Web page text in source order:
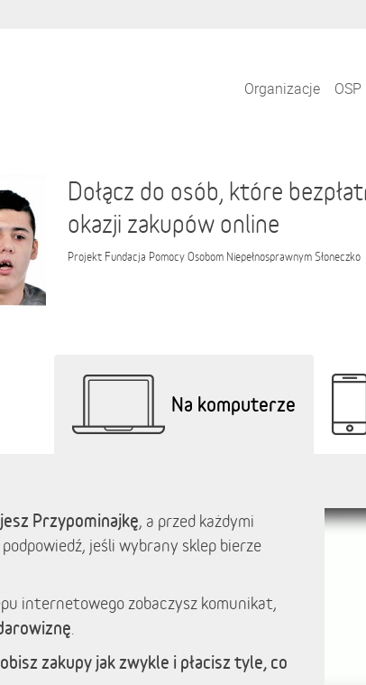
Organizacje OSP
Dołącz do osób, które
okazji zakupów online
Projekt Fundacja Pomocy Osobom Niepełnosprawnym Słoneczko
Na komputerze
Przypominajkę, a przed każdymi
jeśli wybrany sklep bierze
internetowego zobaczysz komunikat,
zakupy jak zwykle i płacisz tyle, co